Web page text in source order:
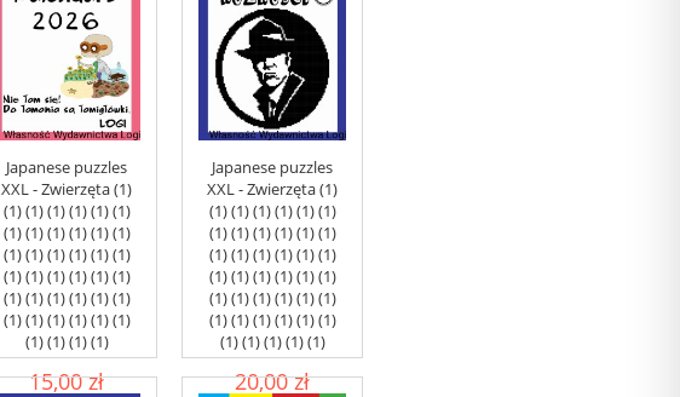
Japanese puzzles
XXL - Zwierzęta (1)
(1) (1) (1) (1) (1) (1)
(1) (1) (1) (1) (1) (1)
(1) (1) (1) (1) (1) (1)
(1) (1) (1) (1) (1) (1)
(1) (1) (1) (1) (1) (1)
(1) (1) (1) (1) (1) (1)
(1) (1) (1) (1)
15,00 zł
Japanese puzzles
XXL - Zwierzęta (1)
(1) (1) (1) (1) (1) (1)
(1) (1) (1) (1) (1) (1)
(1) (1) (1) (1) (1) (1)
(1) (1) (1) (1) (1) (1)
(1) (1) (1) (1) (1) (1)
(1) (1) (1) (1) (1) (1)
(1) (1) (1) (1) (1)
20,00 zł